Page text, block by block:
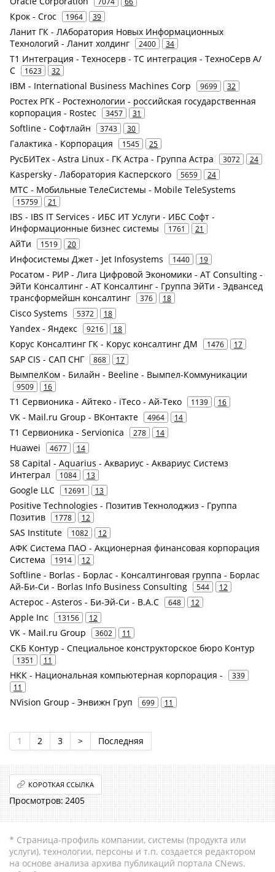
Крок - Croc 1964 39
Ланит ГК - ЛАборатория Новых Информационных
Технологий - Ланит холдинг
2400 34
Т1 Интеграция - Техносерв - ТС интеграция - ТехноСерв А/
С
1623 32
IBM - International Business Machines Corp 9699 32
Ростех РГК - Ростехнологии - российская государственная
корпорация - Rostec
3457 31
Softline - Софтлайн 3743 30
Галактика - Корпорация 1545 25
РусБИТех - Astra Linux - ГК Астра - Группа Астра 3072 24
Kaspersky - Лаборатория Касперского 5659 24
МТС - Мобильные ТелеСистемы - Mobile TeleSystems
15759 21
IBS - IBS IT Services - ИБС ИТ Услуги - ИБС Софт -
Информационные бизнес системы
1761 21
АйТи 1519 20
Инфосистемы Джет - Jet Infosystems 1440 19
Росатом - РИР - Лига Цифровой Экономики - AT Consulting -
ЭйТи Консалтинг - АТ Консалтинг - Группа ЭйТи - Эдвансед
трансформейшн консалтинг
376 18
Cisco Systems 5372 18
Yandex - Яндекс 9216 18
Корус Консалтинг ГК - Корус консалтинг ДМ 1476 17
SAP CIS - САП СНГ 868 17
ВымпелКом - Билайн - Beeline - Вымпел-Коммуникации
9509 16
Т1 Сервионика - Айтеко - iTeco - Ай-Теко 1139 16
VK - Mail.ru Group - ВКонтакте 4964 14
Т1 Сервионика - Servionica 278 14
Huawei 4677 14
S8 Capital - Aquarius - Аквариус - Аквариус Системз
Интеграл
1084 13
Google LLC 12691 13
Positive Technologies - Позитив Текнолоджиз - Группа
Позитив
1778 12
SAS Institute 1082 12
АФК Система ПАО - Акционерная финансовая корпорация
Система
1914 12
Softline - Borlas - Борлас - Консалтинговая группа - Борлас
Ай-Би-Си - Borlas Info Business Consulting
544 12
Астерос - Asteros - Би-Эй-Си - B.A.C 648 12
Apple Inc 13156 12
VK - Mail.ru Group 3602 11
СКБ Контур - Специальное конструкторское бюро Контур
1351 11
НКК - Национальная компьютерная корпорация -
339
11
NVision Group - Энвижн Груп 699 11
1 2 3 > Последняя
КОРОТКАЯ ССЫЛКА
2405
* Страница-профиль компании, системы (продукта или
услуги), технологии, персоны и т.п. создается редактором
на основе анализа архива публикаций портала CNews.